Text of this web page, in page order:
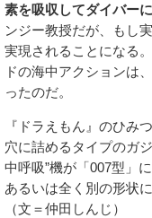
素を吸収してダイバー
ンジー教授だが、もし
実現されることになる
ドの海中アクションは
ったのだ。
『ドラえもん』のひみ
穴に詰めるタイプのガ
中呼吸”機が「007型」
あるいは全く別の形状
（文＝仲田しんじ）